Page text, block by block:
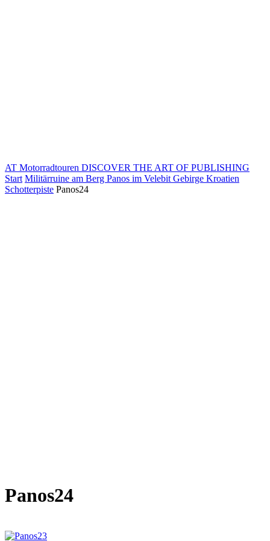
AT Motorradtouren DISCOVER THE ART OF PUBLISHING
Start Militärruine am Berg Panos im Velebit Gebirge Kroatien
Schotterpiste Panos24
Panos24